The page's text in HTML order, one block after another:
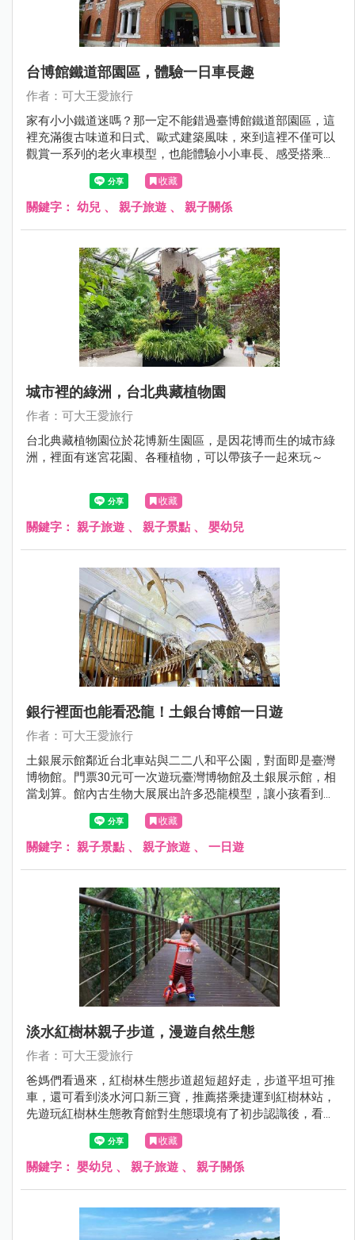
台博館鐵道部園區，體驗一日車長趣
作者：可大王愛旅行
家有小小鐵道迷嗎？那一定不能錯過臺博館鐵道部園區，這
裡充滿復古味道和日式、歐式建築風味，來到這裡不僅可以
觀賞一系列的老火車模型，也能體驗小小車長、感受搭乘火
車的樂趣，快帶孩子來玩吧！
收藏
關鍵字： 幼兒 、 親子旅遊 、 親子關係
城市裡的綠洲，台北典藏植物園
作者：可大王愛旅行
台北典藏植物園位於花博新生園區，是因花博而生的城市綠
洲，裡面有迷宮花園、各種植物，可以帶孩子一起來玩～
收藏
關鍵字： 親子旅遊 、 親子景點 、 嬰幼兒
銀行裡面也能看恐龍！土銀台博館一日遊
作者：可大王愛旅行
土銀展示館鄰近台北車站與二二八和平公園，對面即是臺灣
博物館。門票30元可一次遊玩臺灣博物館及土銀展示館，相
當划算。館內古生物大展展出許多恐龍模型，讓小孩看到興
奮尖叫。另有金庫展間，陳列土地銀行的歷史文物，洋溢濃
厚懷舊氛圍。土銀展示館是室內景點，下雨不愁；可與臺灣
博物館與二二八和平公園規劃台北車站一日遊，好玩好逛，
收藏
關鍵字： 親子景點 、 親子旅遊 、 一日遊
淡水紅樹林親子步道，漫遊自然生態
作者：可大王愛旅行
爸媽們看過來，紅樹林生態步道超短超好走，步道平坦可推
車，還可看到淡水河口新三寶，推薦搭乘捷運到紅樹林站，
先遊玩紅樹林生態教育館對生態環境有了初步認識後，看到
彈塗魚和招潮蟹本人會倍感親切，體力許可的話，直接走到
淡水吃美食逛景點，淡水親子一日遊Fun風去。
收藏
關鍵字： 嬰幼兒 、 親子旅遊 、 親子關係